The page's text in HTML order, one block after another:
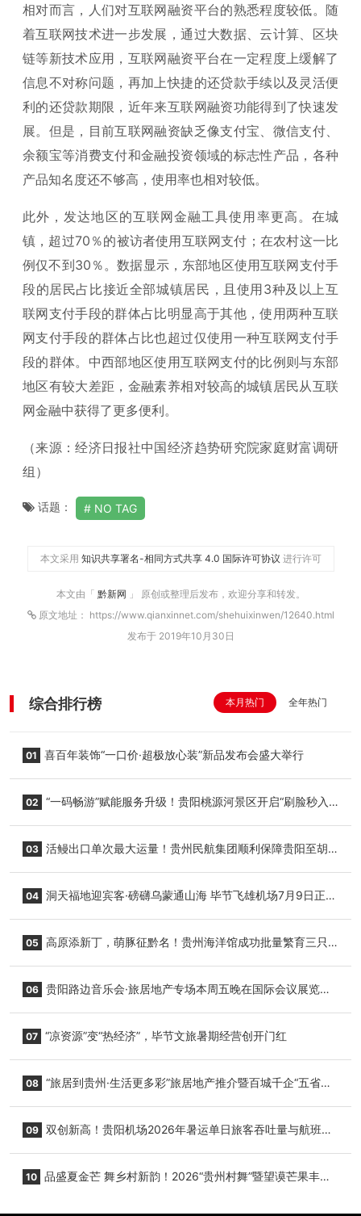
相对而言，人们对互联网融资平台的熟悉程度较低。随
着互联网技术进一步发展，通过大数据、云计算、区块
链等新技术应用，互联网融资平台在一定程度上缓解了
信息不对称问题，再加上快捷的还贷款手续以及灵活便
利的还贷款期限，近年来互联网融资功能得到了快速发
展。但是，目前互联网融资缺乏像支付宝、微信支付、
余额宝等消费支付和金融投资领域的标志性产品，各种
产品知名度还不够高，使用率也相对较低。
此外，发达地区的互联网金融工具使用率更高。在城
镇，超过70％的被访者使用互联网支付；在农村这一比
例仅不到30％。数据显示，东部地区使用互联网支付手
段的居民占比接近全部城镇居民，且使用3种及以上互
联网支付手段的群体占比明显高于其他，使用两种互联
网支付手段的群体占比也超过仅使用一种互联网支付手
段的群体。中西部地区使用互联网支付的比例则与东部
地区有较大差距，金融素养相对较高的城镇居民从互联
网金融中获得了更多便利。
（来源：经济日报社中国经济趋势研究院家庭财富调研
组）
话题： NO TAG
本文采用 知识共享署名-相同方式共享 4.0 国际许可协议 进行许可
本文由「 黔新网 」 原创或整理后发布，欢迎分享和转发。
原文地址： https://www.qianxinnet.com/shehuixinwen/12640.html
发布于 2019年10月30日
综合排行榜 本月热门 全年热门
01 喜百年装饰“一口价·超极放心装”新品发布会盛大举行
02 “一码畅游”赋能服务升级！贵阳桃源河景区开启“刷脸秒入
03 活鳗出口单次最大运量！贵州民航集团顺利保障贵阳至胡
04 洞天福地迎宾客·磅礴乌蒙通山海 毕节飞雄机场7月9日正式
05 高原添新丁，萌豚征黔名！贵州海洋馆成功批量繁育三只
06 贵阳路边音乐会·旅居地产专场本周五晚在国际会议展览中
07 “凉资源”变“热经济”，毕节文旅暑期经营创开门红
08 “旅居到贵州·生活更多彩”旅居地产推介暨百城千企“五省
09 双创新高！贵阳机场2026年暑运单日旅客吞吐量与航班起
10 品盛夏金芒 舞乡村新韵！2026“贵州村舞”暨望谟芒果丰收